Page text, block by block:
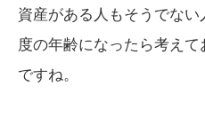
資産がある人もそうでな
度の年齢になったら考え
ですね。